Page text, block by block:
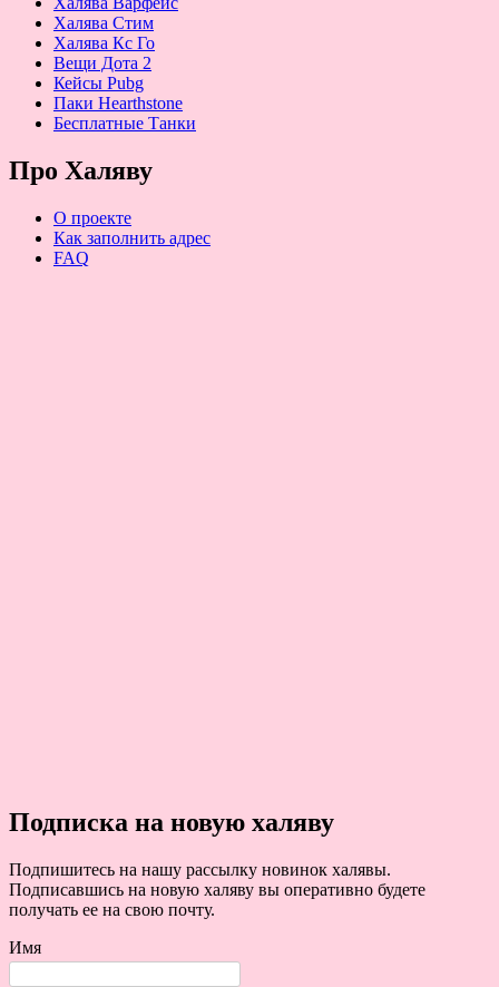
Халява Стим
Халява Кс Го
Вещи Дота 2
Кейсы Pubg
Паки Hearthstone
Бесплатные Танки
Про Халяву
О проекте
Как заполнить адрес
FAQ
Подписка на новую халяву
Подпишитесь на нашу рассылку новинок халявы.
Подписавшись на новую халяву вы оперативно будете
получать ее на свою почту.
Имя